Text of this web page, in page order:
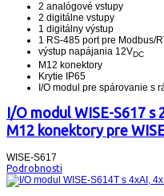
2 analógové vstupy
2 digitálne vstupy
1 digitálny výstup
1 RS-485 port pre Modbus/
výstup napájania 12VDC
M12 konektory
Krytie IP65
I/O modul pre spárovanie s
I/O modul WISE-S617 s
M12 konektory pre
WISE-S617
Podrobnosti